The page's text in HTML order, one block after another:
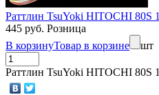
Раттлин TsuYoki HITOCHI 80S
445 руб. Розница
В корзинуТовар в корзине шт
Раттлин TsuYoki HITOCHI 80S